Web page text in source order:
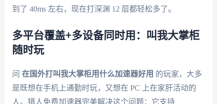
到了 40ms 左右，现在打深渊 12 层都轻松多了。
多平台覆盖+多设备同时用：叫我大掌柜
随时玩
问 在国外打叫我大掌柜用什么加速器好用 的玩家，大多
是既想在手机上通勤时玩，又想在 PC 上在家肝活动的
人。猎人免费加速器完美解决这个问题：它支持